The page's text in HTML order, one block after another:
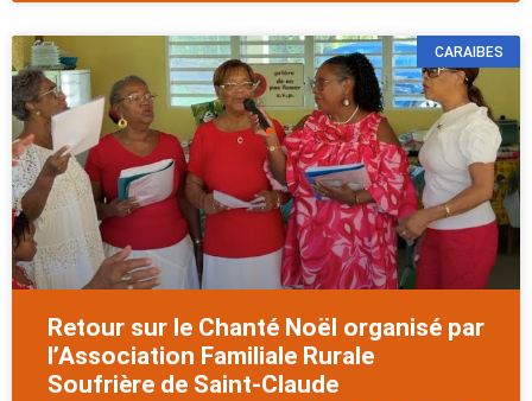
CARAIBES
Retour sur le Chanté Noël organisé par
l’Association Familiale Rurale
Soufrière de Saint-Claude